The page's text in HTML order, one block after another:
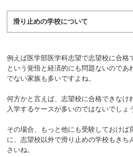
滑り止めの学校について
例えば医学部医学科志望で志望校に合格
という覚悟と経済的にも問題ないのであ
でない家族も多いですよね。
何方かと言えば、志望校に合格できなけ
入学するケースが多いのではないでしょ
その場合、もっと他にも受験しておけば
に、志望校以外で滑り止めの学校もきち
さいね。